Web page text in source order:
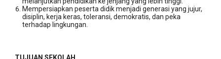
Mempersiapkan peserta didik menjadi generasi yang jujur,
disiplin, kerja keras, toleransi, demokratis, dan peka
terhadap lingkungan.